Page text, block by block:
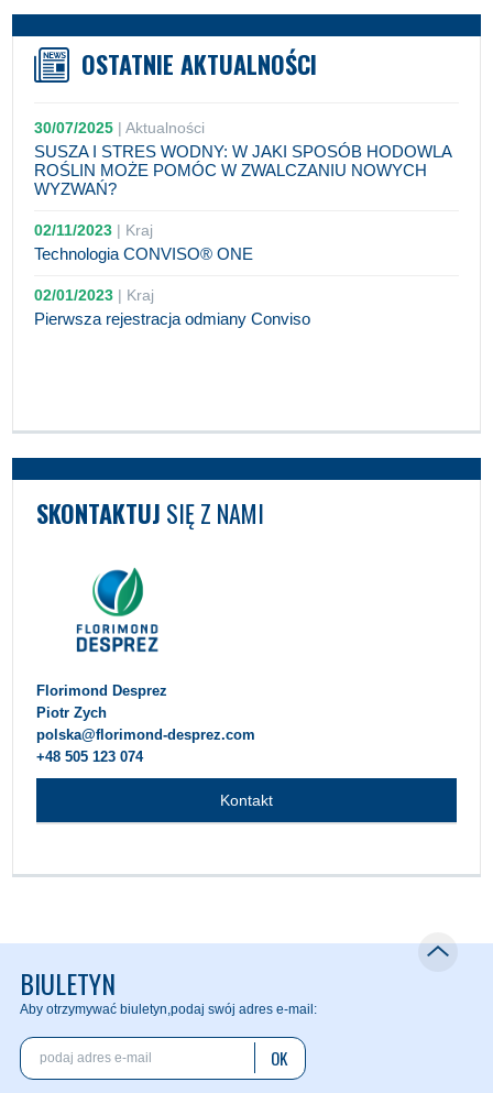
OSTATNIE AKTUALNOŚCI
30/07/2025 |Aktualności
SUSZA I STRES WODNY: W JAKI SPOSÓB HODOWLA
ROŚLIN MOŻE POMÓC W ZWALCZANIU NOWYCH
WYZWAŃ?
02/11/2023 | Kraj
Technologia CONVISO® ONE
02/01/2023 | Kraj
Pierwsza rejestracja odmiany Conviso
SKONTAKTUJ SIĘ Z NAMI
Florimond Desprez
Piotr Zych
polska@florimond-desprez.com
+48 505 123 074
Kontakt
BIULETYN
Aby otrzymywać biuletyn,podaj swój adres e-mail:
OK